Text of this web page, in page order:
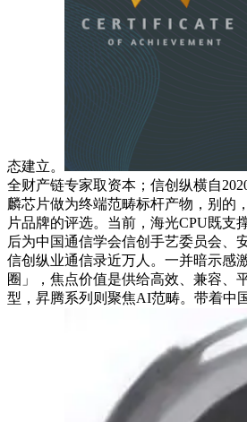
态建立。
全财产链专家取资本；信创纵横自
麟芯片做为终端范畴标杆产物，别的
片品牌的评选。当前，海光CPU既
后为中国通信学会信创手艺委员会、
信创纵业通信录近万人。一并暗示感
圈」，焦点价值是供给高效、兼容、
型，昇腾系列则聚焦AI范畴。带着中